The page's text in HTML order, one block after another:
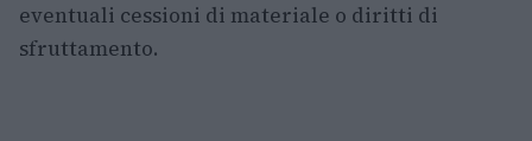
eventuali cessioni di materiale o diritti di
sfruttamento.